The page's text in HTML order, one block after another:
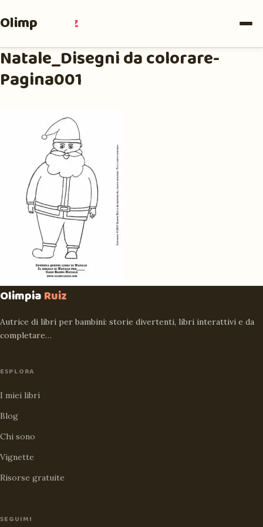
Olimpia Ruiz
Natale_Disegni da colorare-
Pagina001
OlimpiaRuiz
Autrice di libri per bambini: storie divertenti, libri interattivi e da
completare…
ESPLORA
I miei libri
Blog
Chi sono
Vignette
Risorse gratuite
SEGUIMI